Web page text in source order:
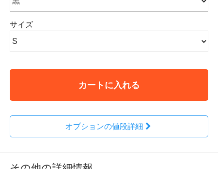
サイズ
カートに入れる
オプションの値段詳細